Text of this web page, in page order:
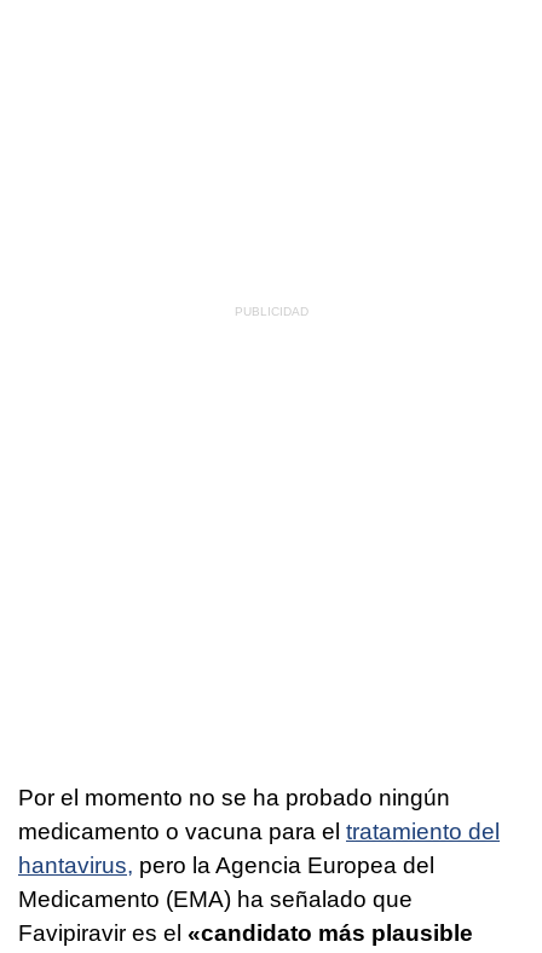
Por el momento no se ha probado ningún
medicamento o vacuna para el tratamiento del
hantavirus, pero la Agencia Europea del
Medicamento (EMA) ha señalado que
Favipiravir es el «candidato más plausible